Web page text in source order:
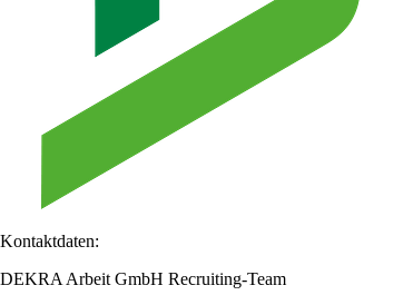
Kontaktdaten:
DEKRA Arbeit GmbH Recruiting-Team